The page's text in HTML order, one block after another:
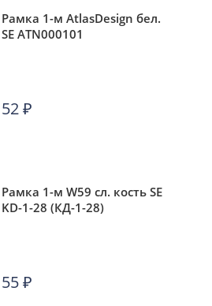
Рамка 1-м AtlasDesign бел.
SE ATN000101
52₽
Рамка 1-м W59 сл. кость SE
KD-1-28 (КД-1-28)
55₽